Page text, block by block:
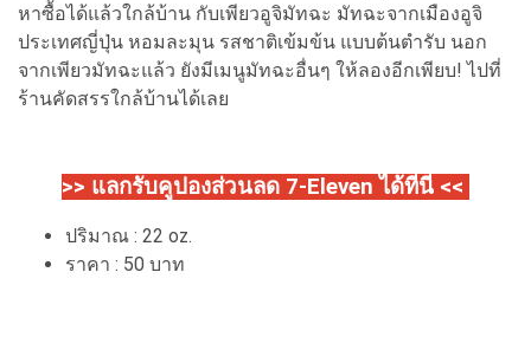
หาซื้อได้แล้วใกล้บ้าน กับเพียวอูจิมัทฉะ มัทฉะจากเมืองอูจิ
ประเทศญี่ปุ่น หอมละมุน รสชาติเข้มข้น แบบต้นตำรับ นอก
จากเพียวมัทฉะแล้ว ยังมีเมนูมัทฉะอื่นๆ ให้ลองอีกเพียบ! ไปที่
ร้านคัดสรรใกล้บ้านได้เลย
>> แลกรับคูปองส่วนลด 7-Eleven ได้ที่นี่ <<
ปริมาณ : 22 oz.
ราคา : 50 บาท